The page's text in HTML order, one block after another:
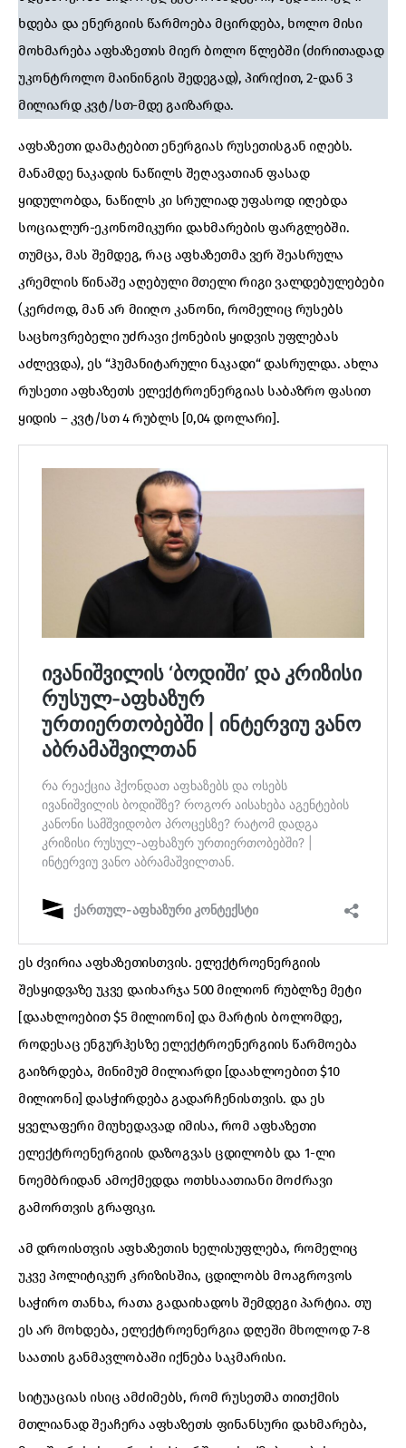
ხდება და ენერგიის წარმოება მცირდება, ხოლო მისი
მოხმარება აფხაზეთის მიერ ბოლო წლებში (ძირითადად
უკონტროლო მაინინგის შედეგად), პირიქით, 2-დან 3
მილიარდ კვტ/სთ-მდე გაიზარდა.
აფხაზეთი დამატებით ენერგიას რუსეთისგან იღებს.
მანამდე ნაკადის ნაწილს შეღავათიან ფასად
ყიდულობდა, ნაწილს კი სრულიად უფასოდ იღებდა
სოციალურ-ეკონომიკური დახმარების ფარგლებში.
თუმცა, მას შემდეგ, რაც აფხაზეთმა ვერ შეასრულა
კრემლის წინაშე აღებული მთელი რიგი ვალდებულებები
(კერძოდ, მან არ მიიღო კანონი, რომელიც რუსებს
საცხოვრებელი უძრავი ქონების ყიდვის უფლებას
აძლევდა), ეს “ჰუმანიტარული ნაკადი“ დასრულდა. ახლა
რუსეთი აფხაზეთს ელექტროენერგიას საბაზრო ფასით
ყიდის – კვტ/სთ 4 რუბლს [0,04 დოლარი].
ეს ძვირია აფხაზეთისთვის. ელექტროენერგიის
შესყიდვაზე უკვე დაიხარჯა 500 მილიონ რუბლზე მეტი
[დაახლოებით $5 მილიონი] და მარტის ბოლომდე,
როდესაც ენგურჰესზე ელექტროენერგიის წარმოება
გაიზრდება, მინიმუმ მილიარდი [დაახლოებით $10
მილიონი] დასჭირდება გადარჩენისთვის. და ეს
ყველაფერი მიუხედავად იმისა, რომ აფხაზეთი
ელექტროენერგიის დაზოგვას ცდილობს და 1-ლი
ნოემბრიდან ამოქმედდა ოთხსაათიანი მოძრავი
გამორთვის გრაფიკი.
ამ დროისთვის აფხაზეთის ხელისუფლება, რომელიც
უკვე პოლიტიკურ კრიზისშია, ცდილობს მოაგროვოს
საჭირო თანხა, რათა გადაიხადოს შემდეგი პარტია. თუ
ეს არ მოხდება, ელექტროენერგია დღეში მხოლოდ 7-8
საათის განმავლობაში იქნება საკმარისი.
სიტუაციას ისიც ამძიმებს, რომ რუსეთმა თითქმის
მთლიანად შეაჩერა აფხაზეთს ფინანსური დახმარება,